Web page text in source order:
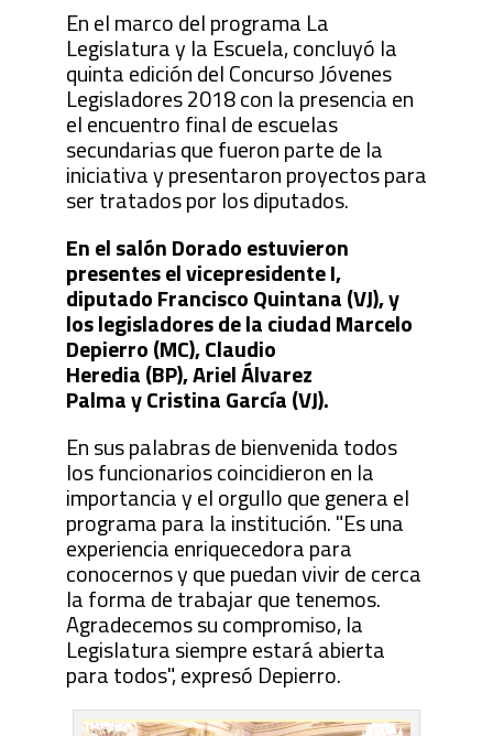
En el marco del programa La
Legislatura y la Escuela, concluyó la
quinta edición del Concurso Jóvenes
Legisladores 2018 con la presencia en
el encuentro final de escuelas
secundarias que fueron parte de la
iniciativa y presentaron proyectos para
ser tratados por los diputados.
En el salón Dorado estuvieron
presentes el vicepresidente I,
diputado Francisco Quintana (VJ), y
los legisladores de la ciudad Marcelo
Depierro (MC), Claudio
Heredia (BP), Ariel Álvarez
Palma y Cristina García (VJ).
En sus palabras de bienvenida todos
los funcionarios coincidieron en la
importancia y el orgullo que genera el
programa para la institución. "Es una
experiencia enriquecedora para
conocernos y que puedan vivir de cerca
la forma de trabajar que tenemos.
Agradecemos su compromiso, la
Legislatura siempre estará abierta
para todos", expresó Depierro.